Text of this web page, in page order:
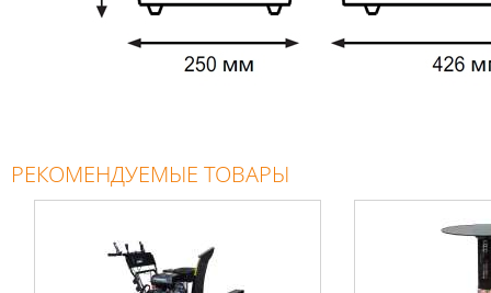
РЕКОМЕНДУЕМЫЕ ТОВАРЫ